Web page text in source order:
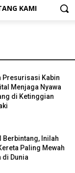
KAMI
Presurisasi Kabin
Menjaga Nyawa
di Ketinggian
Berbintang, Inilah
Paling Mewah
di Dunia